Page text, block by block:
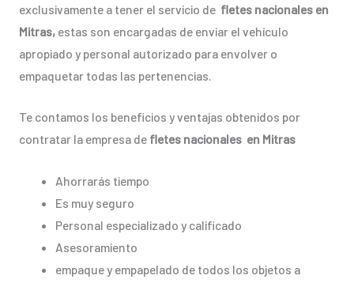
exclusivamente a tener el servicio de fletes nacionales en
Mitras,estas son encargadas de enviar el vehículo
apropiado y personal autorizado para envolver o
empaquetar todas las pertenencias.
Te contamos los beneficios y ventajas obtenidos por
contratar la empresa de fletes nacionales en Mitras
Ahorrarás tiempo
Es muy seguro
Personal especializado y calificado
Asesoramiento
empaque y empapelado de todos los objetos a